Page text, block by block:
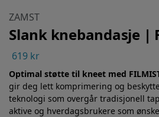
ZAMST
Slank knebandasje |
619 kr
Optimal støtte til kneet med
gir deg lett komprimering og
teknologi som overgår tradisjonell
aktive og hverdagsbrukere som